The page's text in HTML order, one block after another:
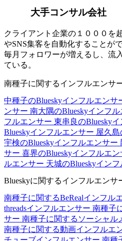
大手コンサル会社
クライアント企業の１０００を
やSNS集客を自動化することが
毎月フォロワーが増えるし、流
ている。
南種子に関するインフルエンサ
中種子のBlueskyインフルエンサ
ンサー 南大隅のBlueskyインフ
フルエンサー 東串良のBluesky
Blueskyインフルエンサー 屋久
宇検のBlueskyインフルエンサー
サー 喜界のBlueskyインフルエン
ルエンサー 天城のBlueskyイン
Blueskyに関するインフルエンサ
南種子に関するBeRealインフル
threadsインフルエンサー 南種子
サー 南種子に関するソーシャル
南種子に関する動画インフルエ